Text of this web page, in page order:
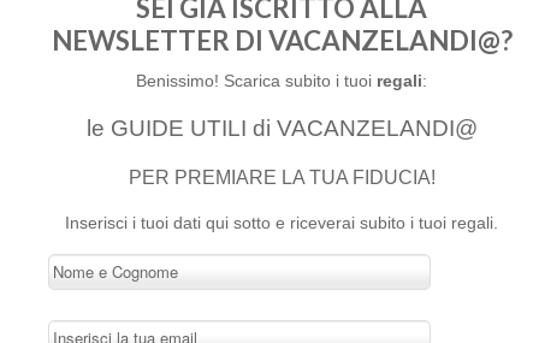
SEI GIÀ ISCRITTO ALLA
NEWSLETTER DI VACANZELANDI@?
Benissimo! Scarica subito i tuoi regali:
le GUIDE UTILI di VACANZELANDI@
PER PREMIARE LA TUA FIDUCIA!
Inserisci i tuoi dati qui sotto e riceverai subito i tuoi regali.